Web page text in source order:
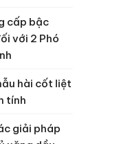
cấp bậc
với 2 Phó
hài cốt liệt
tính
giải pháp